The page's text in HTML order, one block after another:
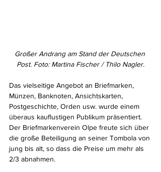
Großer Andrang am Stand der Deutschen
Post. Foto: Martina Fischer / Thilo Nagler.
Das vielseitige Angebot an Briefmarken,
Münzen, Banknoten, Ansichtskarten,
Postgeschichte, Orden usw. wurde einem
überaus kauflustigen Publikum präsentiert.
Der Briefmarkenverein Olpe freute sich über
die große Beteiligung an seiner Tombola von
jung bis alt, so dass die Preise um mehr als
2/3 abnahmen.